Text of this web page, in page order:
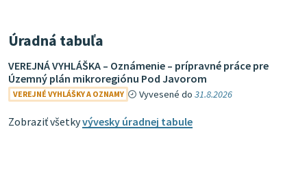
Úradná tabuľa
VEREJNÁ VYHLÁŠKA – Oznámenie – prípravné práce pre
Územný plán mikroregiónu Pod Javorom
VEREJNÉ VYHLÁŠKY A OZNAMY Vyvesené do31.8.2026
Zobraziť všetkyvývesky úradnej tabule